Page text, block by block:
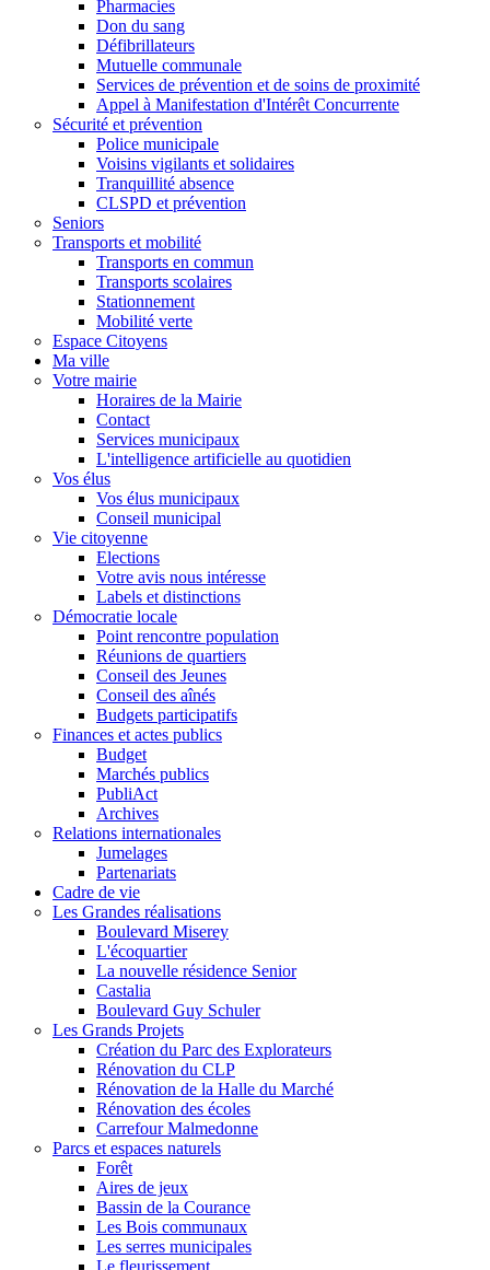
Pharmacies
Don du sang
Défibrillateurs
Mutuelle communale
Services de prévention et de soins de proximité
Appel à Manifestation d'Intérêt Concurrente
Sécurité et prévention
Police municipale
Voisins vigilants et solidaires
Tranquillité absence
CLSPD et prévention
Seniors
Transports et mobilité
Transports en commun
Transports scolaires
Stationnement
Mobilité verte
Espace Citoyens
Ma ville
Votre mairie
Horaires de la Mairie
Contact
Services municipaux
L'intelligence artificielle au quotidien
Vos élus
Vos élus municipaux
Conseil municipal
Vie citoyenne
Elections
Votre avis nous intéresse
Labels et distinctions
Démocratie locale
Point rencontre population
Réunions de quartiers
Conseil des Jeunes
Conseil des aînés
Budgets participatifs
Finances et actes publics
Budget
Marchés publics
PubliAct
Archives
Relations internationales
Jumelages
Partenariats
Cadre de vie
Les Grandes réalisations
Boulevard Miserey
L'écoquartier
La nouvelle résidence Senior
Castalia
Boulevard Guy Schuler
Les Grands Projets
Création du Parc des Explorateurs
Rénovation du CLP
Rénovation de la Halle du Marché
Rénovation des écoles
Carrefour Malmedonne
Parcs et espaces naturels
Forêt
Aires de jeux
Bassin de la Courance
Les Bois communaux
Les serres municipales